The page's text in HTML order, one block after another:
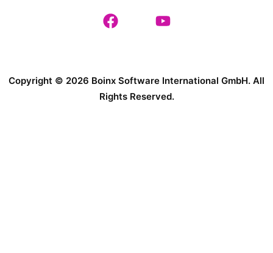
Copyright © 2026 Boinx Software International GmbH. All
Rights Reserved.